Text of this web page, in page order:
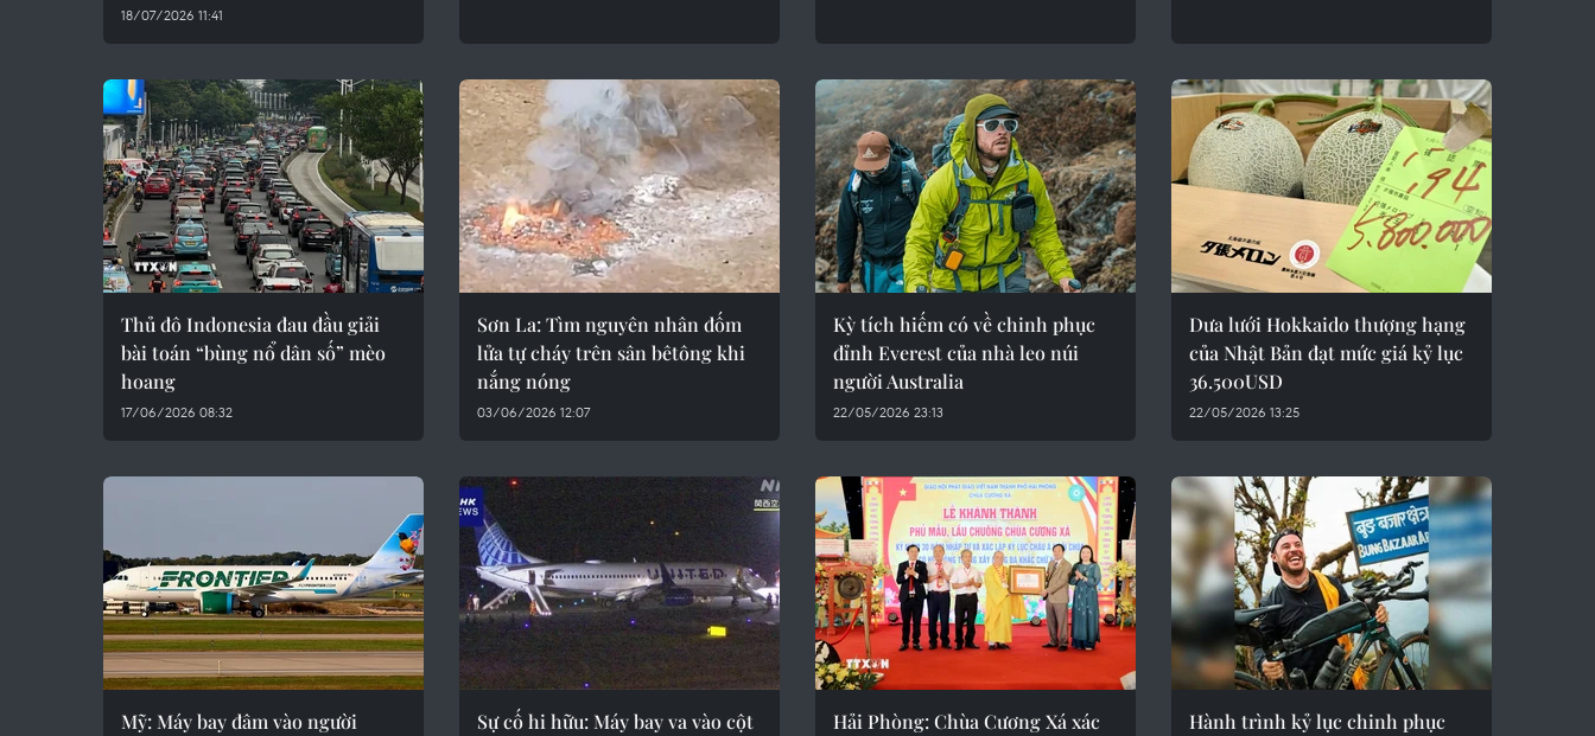
18/07/2026 11:41
Thủ đô Indonesia đau đầu giải
bài toán “bùng nổ dân số” mèo
hoang
17/06/2026 08:32
Sơn La: Tìm nguyên nhân đốm
lửa tự cháy trên sân bêtông khi
nắng nóng
03/06/2026 12:07
Kỳ tích hiếm có về chinh phục
đỉnh Everest của nhà leo núi
người Australia
22/05/2026 23:13
Dưa lưới Hokkaido thượng hạng
của Nhật Bản đạt mức giá kỷ lục
36.500USD
22/05/2026 13:25
Mỹ: Máy bay đâm vào người Sự cố hi hữu: Máy bay va vào cột Hải Phòng: Chùa Cương Xá xác Hành trình kỷ lục chinh phục